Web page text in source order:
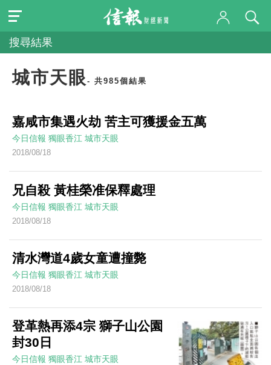
搜尋結果
城市天眼 - 共985個結果
嘉咸市集遇火劫 苦主可獲援金五萬
今日信報 獨眼香江 城市天眼
2018/08/18
兄自殺 黃桂榮准保釋處理
今日信報 獨眼香江 城市天眼
2018/08/18
清水灣道4歲女童遭撞斃
今日信報 獨眼香江 城市天眼
2018/08/18
登革熱再添4宗 獅子山公園
封30日
今日信報 獨眼香江 城市天眼